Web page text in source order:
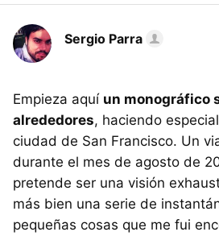
Sergio Parra
Empieza aquí un monográfico
alrededores, haciendo
ciudad de San Francisco. Un
durante el mes de agosto de
pretende ser una visión
más bien una serie de
pequeñas cosas que me fui